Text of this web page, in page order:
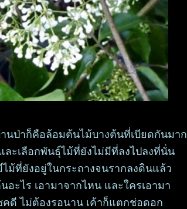
นป่าก็คือล้อมต้นไม้บางต้นที่เบียดกันมาก
ละเลือกพันธุ์ไม้ที่ยังไม่มีที่ลงไปลงที่นั่น
ม้ที่ยังอยู่ในกระถางจนรากลงดินแล้ว
ะไร เอามาจากไหน และใครเอามา
ดี ไม่ต้องรอนาน เค้าก็แตกช่อดอก